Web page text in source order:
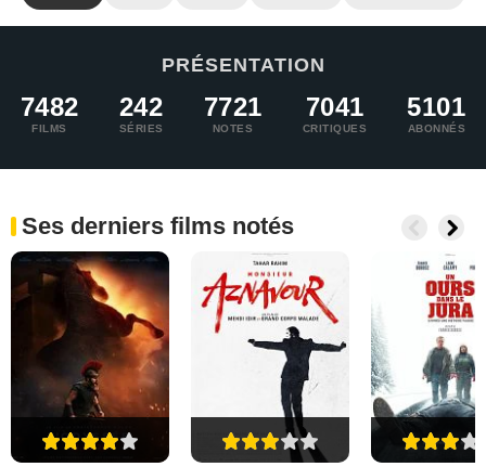
PRÉSENTATION
7482
FILMS
242
SÉRIES
7721
NOTES
7041
CRITIQUES
5101
ABONNÉS
Ses derniers films notés